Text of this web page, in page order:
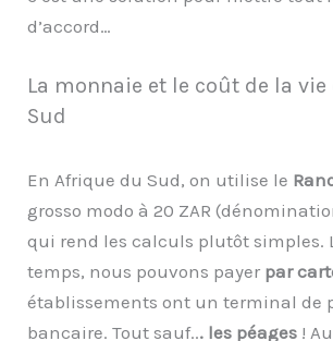
d’accord…
La monnaie et le coût de la
Sud
En Afrique du Sud, on utilise le
grosso modo à 20 ZAR
qui rend les calculs plutôt simples.
temps, nous pouvons payer par
établissements ont un terminal de
bancaire. Tout sauf... les péages !